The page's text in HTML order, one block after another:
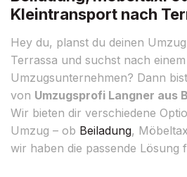
Kleintransport nach
Hey du, planst du deinen
Terrassa und suchst nach
Umzugsunternehmen? Dann
von Umzugsprofi Langner aus
Wir bieten dir verschiedene
Umzug – ob Beiladung,
wir haben die passende Lösung